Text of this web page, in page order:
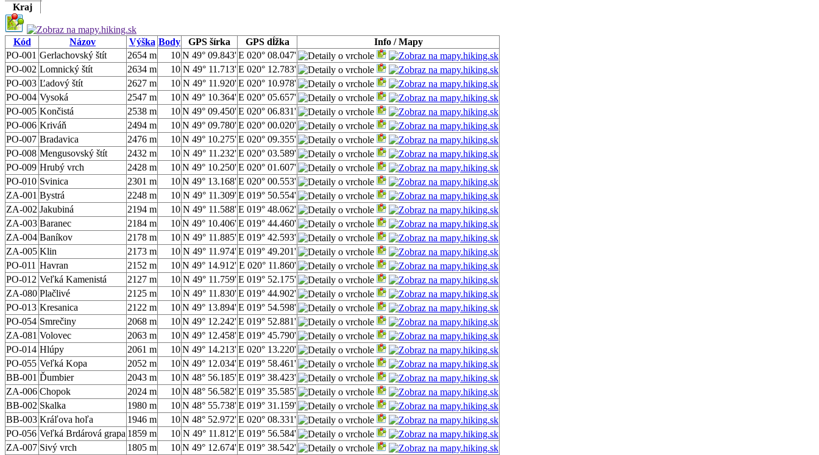
Kraj
Kód Názov Výška Body GPS šírka GPS dĺžka
Info / Mapy
PO-001 Gerlachovský štít 2654 m 10N 49° 09.843'E 020° 08.047'
PO-002 Lomnický štít 2634 m 10 N 49° 11.713'E 020° 12.783'
PO-003 Ľadový štít 2627 m 10 N 49° 11.920'E 020° 10.978'
PO-004 Vysoká 2547 m 10N 49° 10.364'E 020° 05.657'
PO-005 Končistá 2538 m 10N 49° 09.450'E 020° 06.831'
PO-006 Kriváň 2494 m 10N 49° 09.780'E 020° 00.020'
PO-007 Bradavica 2476 m 10N 49° 10.275'E 020° 09.355'
PO-008 Mengusovský štít 2432 m 10 N 49° 11.232'E 020° 03.589'
PO-009 Hrubý vrch 2428 m 10N 49° 10.250'E 020° 01.607'
PO-010 Svinica 2301 m 10N 49° 13.168'E 020° 00.553'
ZA-001 Bystrá 2248 m 10 N 49° 11.309'E 019° 50.554'
ZA-002 Jakubiná 2194 m 10 N 49° 11.588'E 019° 48.062'
ZA-003 Baranec 2184 m 10N 49° 10.406'E 019° 44.460'
ZA-004 Baníkov 2178 m 10 N 49° 11.885'E 019° 42.593'
ZA-005 Klin 2173 m 10 N 49° 11.974'E 019° 49.201'
PO-011 Havran 2152 m 10N 49° 14.912' E 020° 11.860'
PO-012 Veľká Kamenistá 2127 m 10 N 49° 11.759'E 019° 52.175'
ZA-080 Plačlivé 2125 m 10 N 49° 11.830'E 019° 44.902'
PO-013 Kresanica 2122 m 10N 49° 13.894'E 019° 54.598'
PO-054 Smrečiny 2068 m 10N 49° 12.242'E 019° 52.881'
ZA-081 Volovec 2063 m 10N 49° 12.458'E 019° 45.790'
PO-014 Hlúpy 2061 m 10N 49° 14.213'E 020° 13.220'
PO-055 Veľká Kopa 2052 m 10N 49° 12.034'E 019° 58.461'
BB-001 Ďumbier 2043 m 10N 48° 56.185'E 019° 38.423'
ZA-006 Chopok 2024 m 10N 48° 56.582'E 019° 35.585'
BB-002 Skalka 1980 m 10N 48° 55.738'E 019° 31.159'
BB-003 Kráľova hoľa 1946 m 10N 48° 52.972'E 020° 08.331'
PO-056 Veľká Brdárová grapa 1859 m 10 N 49° 11.812'E 019° 56.584'
ZA-007 Sivý vrch 1805 m 10N 49° 12.674'E 019° 38.542'